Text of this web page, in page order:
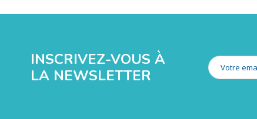
INSCRIVEZ-VOUS À
LA NEWSLETTER